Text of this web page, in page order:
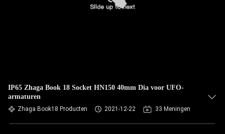
IP65 Zhaga Book 18 Socket HN150 40mm Dia voor UFO-
armaturen
Zhaga Book18 Producten 2021-12-22 33 Meningen